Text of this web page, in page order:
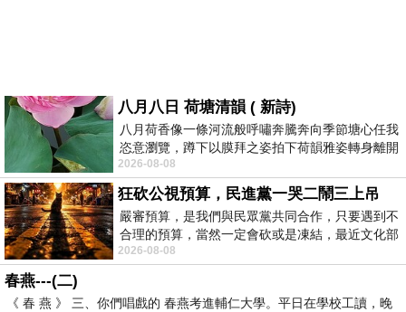
八月八日 荷塘清韻 ( 新詩)
八月荷香像一條河流般呼嘯奔騰奔向季節塘心任我
恣意瀏覽，蹲下以膜拜之姿拍下荷韻雅姿轉身離開
時我把美麗的遐想掛在亭亭葉柄上盼望
2026-08-08
狂砍公視預算，民進黨一哭二鬧三上吊
嚴審預算，是我們與民眾黨共同合作，只要遇到不
合理的預算，當然一定會砍或是凍結，最近文化部
要編列公視和Taiwan plus預算，在110年
2026-08-08
春燕---(二)
《 春 燕 》 三、你們唱戲的 春燕考進輔仁大學。平日在學校工讀，晚